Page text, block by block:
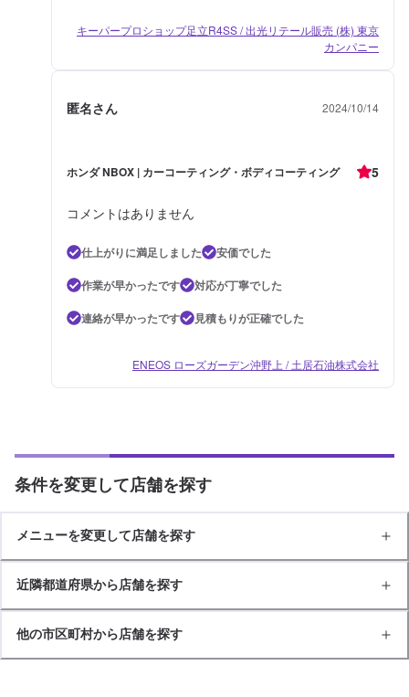
キーパープロショップ足立R4SS / 出光リテール販売 (株) 東京
カンパニー
匿名さん 2024/10/14
ホンダ NBOX | カーコーティング・ボディコーティング 5
コメントはありません
仕上がりに満足しました
安価でした
作業が早かったです
対応が丁寧でした
連絡が早かったです
見積もりが正確でした
ENEOS ローズガーデン沖野上 / 土居石油株式会社
条件を変更して店舗を探す
メニューを変更して店舗を探す
近隣都道府県から店舗を探す
他の市区町村から店舗を探す